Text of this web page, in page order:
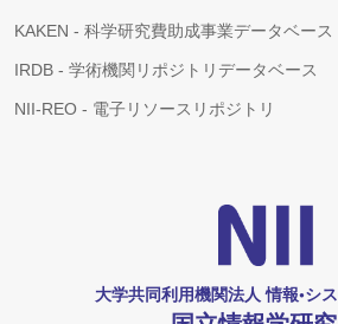
KAKEN - 科学研究費助成事業データベース
IRDB - 学術機関リポジトリデータベース
NII-REO - 電子リソースリポジトリ
大学共同利用機関法人 情報•シ